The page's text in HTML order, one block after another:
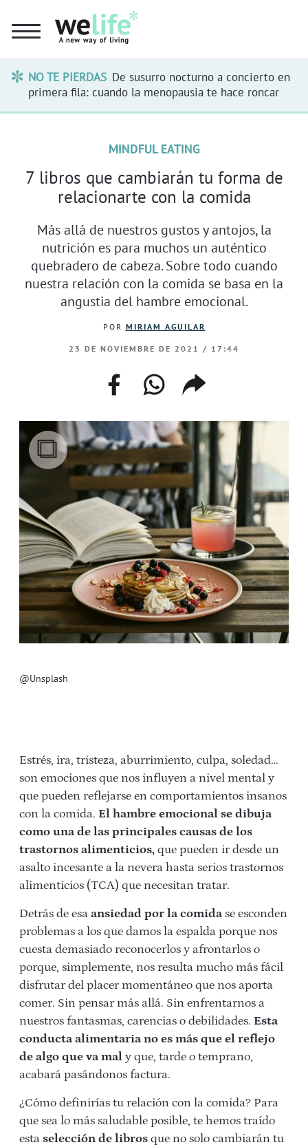
NO TE PIERDAS De susurro nocturno a concierto en
primera fila: cuando la menopausia te hace roncar
@Unsplash
MINDFUL EATING
7 libros que cambiarán tu forma de
relacionarte con la comida
Más allá de nuestros gustos y antojos, la
nutrición es para muchos un auténtico
quebradero de cabeza. Sobre todo cuando
nuestra relación con la comida se basa en la
angustia del hambre emocional.
POR MIRIAM AGUILAR
23 DE NOVIEMBRE DE 2021 / 17:44
facebookwhatsappcompartir
enlace
Estrés, ira, tristeza, aburrimiento, culpa, soledad…
son emociones que nos influyen a nivel mental y
que pueden reflejarse en comportamientos insanos
con la comida. El hambre emocional se dibuja
como una de las principales causas de los
trastornos alimenticios, que pueden ir desde un
asalto incesante a la nevera hasta serios trastornos
alimenticios (TCA) que necesitan tratar.
Detrás de esa ansiedad por la comida se esconden
problemas a los que damos la espalda porque nos
cuesta demasiado reconocerlos y afrontarlos o
porque, simplemente, nos resulta mucho más fácil
disfrutar del placer momentáneo que nos aporta
comer. Sin pensar más allá. Sin enfrentarnos a
nuestros fantasmas, carencias o debilidades. Esta
conducta alimentaria no es más que el reflejo
de algo que va mal y que, tarde o temprano,
acabará pasándonos factura.
¿Cómo definirías tu relación con la comida? Para
que sea lo más saludable posible, te hemos traído
esta selección de libros que no solo cambiarán tu